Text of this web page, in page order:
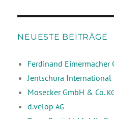
NEUESTE BEITRÄGE
Ferdinand Eimermacher
Jentschura International
Mosecker GmbH & Co.
d.velopAG